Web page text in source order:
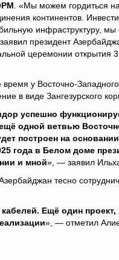
. «Мы можем гордиться
континентов.
инфраструктуру,
президент
церемонии открытия
у Восточно-
в виде Зангезурского
успешно
одной ветвью
построен на
года в Белом доме
и мной», — заявил
тесно
Ещё один
», — отметил